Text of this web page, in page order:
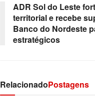
ADR Sol do Leste
territorial e recebe
Banco do Nordeste
estratégicos
RelacionadoPostagens